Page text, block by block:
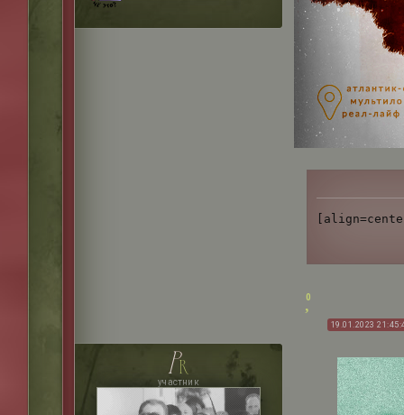
0
19.01.2023
pr
участник